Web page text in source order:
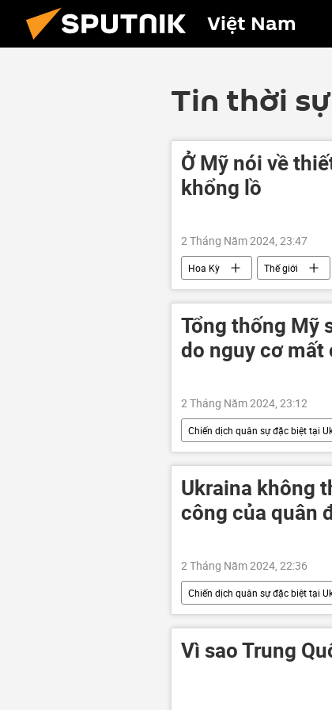
Việt Nam
Tin thời
Ở Mỹ nói về
khổng lồ
2 Tháng Năm 2024, 23:47
Hoa Kỳ Thế giới
Tổng thống Mỹ
do nguy cơ mất
2 Tháng Năm 2024, 23:12
Chiến dịch quân sự đặc biệt tại
Joe Biden
Thế giới
Ukraina không
công của quân
2 Tháng Năm 2024, 22:36
Chiến dịch quân sự đặc biệt tại
xung đột quân sự
Nga
Vì sao Trung